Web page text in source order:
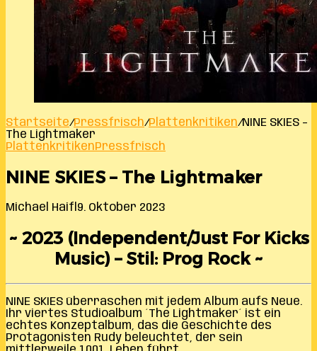
Startseite/Pressfrisch/Plattenkritiken/NINE SKIES –
The Lightmaker
PlattenkritikenPressfrisch
NINE SKIES – The Lightmaker
Michael Haifl 9. Oktober 2023
~ 2023 (Independent/Just For Kicks
Music) – Stil: Prog Rock ~
NINE SKIES überraschen mit jedem Album aufs Neue.
Ihr viertes Studioalbum ´The Lightmaker´ ist ein
echtes Konzeptalbum, das die Geschichte des
Protagonisten Rudy beleuchtet, der sein